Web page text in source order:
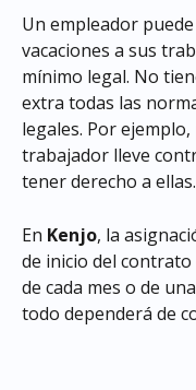
Un empleador
vacaciones a sus
mínimo legal. No
extra todas las
legales. Por
trabajador lleve
tener derecho a ellas.
En Kenjo, la
de inicio del
de cada mes o de
todo dependerá de